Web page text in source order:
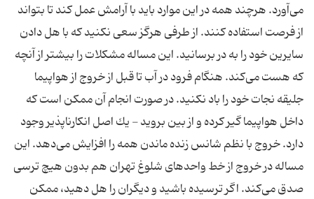
می‌آورد. هرچند همه در این موارد باید با آرامش عمل كند تا بتواند
از فرصت استفاده كنند. از طرفی هرگز سعی نكنید كه با هل دادن
سایرین خود را به در برسانید. این مساله مشكلات را بیشتر از آنچه
که هست می‌كند. هنگام فرود در آب تا قبل از خروج از هواپیما
جلیقه نجات خود را باد نكنید. در صورت انجام آن ممكن است كه
داخل هواپیما گیر كرده و از بین بروید - یك اصل انكارناپذیر وجود
دارد. خروج با نظم شانس زنده ماندن همه را افزایش می‌دهد. این
مساله در خروج از خط واحد‌های شلوغ تهران هم بدون هیچ ترسی
صدق می‌كند. اگر ترسیده باشید و دیگران را هل دهید، ممكن